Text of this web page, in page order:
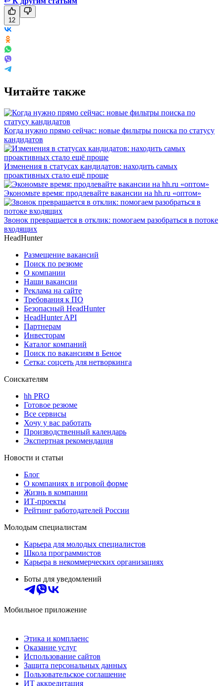
12
Читайте также
Когда нужно прямо сейчас: новые фильтры поиска по статусу
кандидатов
Изменения в статусах кандидатов: находить самых
проактивных стало ещё проще
Экономьте время: продлевайте вакансии на hh.ru «оптом»
Звонок превращается в отклик: помогаем разобраться в потоке
входящих
HeadHunter
Размещение вакансий
Поиск по резюме
О компании
Наши вакансии
Реклама на сайте
Требования к ПО
Безопасный HeadHunter
HeadHunter API
Партнерам
Инвесторам
Каталог компаний
Поиск по вакансиям в Беное
Сетка: соцсеть для нетворкинга
Соискателям
hh PRO
Готовое резюме
Все сервисы
Хочу у вас работать
Производственный календарь
Экспертная рекомендация
Новости и статьи
Блог
О компаниях в игровой форме
Жизнь в компании
ИТ-проекты
Рейтинг работодателей России
Молодым специалистам
Карьера для молодых специалистов
Школа программистов
Карьера в некоммерческих организациях
Боты для уведомлений
Мобильное приложение
Этика и комплаенс
Оказание услуг
Использование сайтов
Защита персональных данных
Пользовательское соглашение
ИТ аккредитация